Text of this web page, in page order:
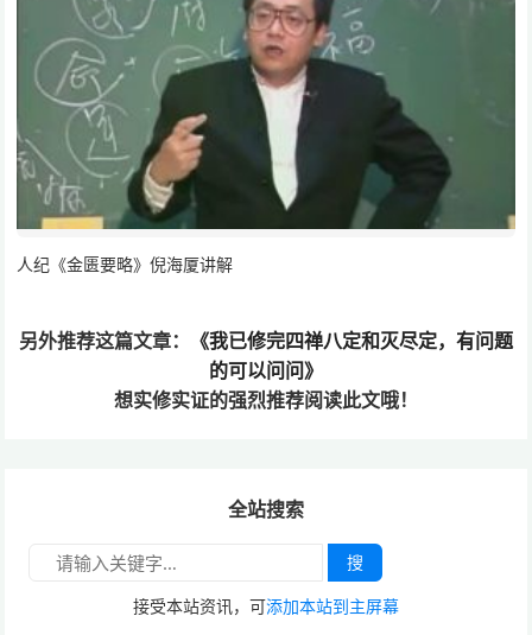
人纪《金匮要略》倪海厦讲解
另外推荐这篇文章：
《我已修完四禅八定和灭尽定，有问题
的可以问问》
想实修实证的强烈推荐阅读此文哦！
全站搜索
搜
接受本站资讯，可添加本站到主屏幕